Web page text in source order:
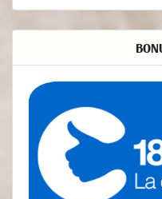
Titolare non tratterà i
Personali. Quando
l’Utente può richiedere
parte del Titolare.
L’Utente ha diritto di
strutturato, di uso
automatico e, ove
trasferimento senza
disposizione è
strumenti automatizzati